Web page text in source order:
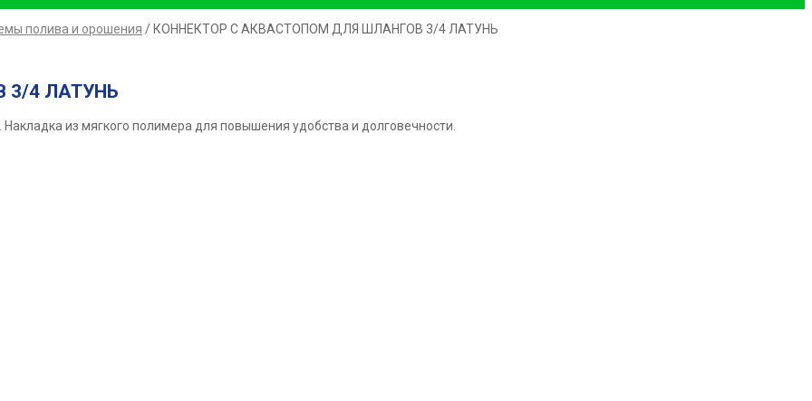
полива и орошения / КОННЕКТОР С АКВАСТОПОМ ДЛЯ ШЛАНГОВ 3/4 ЛАТУНЬ
3/4 ЛАТУНЬ
из мягкого полимера для повышения удобства и долговечности.